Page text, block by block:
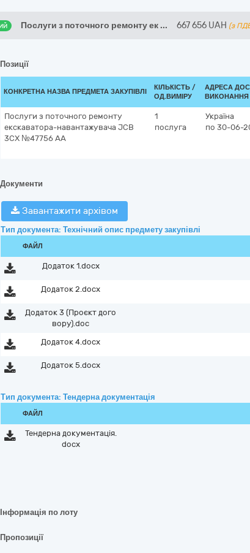
Послуги з поточного ремонту ек ... 667 656 UAH (з
Позиції
КОНКРЕТНА НАЗВА ПРЕДМЕТА ЗАКУПІВЛІ
КІЛЬКІСТЬ /
ОД.ВИМІРУ
АДРЕСА
ВИКОНАННЯ
Послуги з поточного ремонту
екскаватора-навантажувача JCB
3CX №47756 АА
1
послуга
Україна
по 30-06-
Документи
Завантажити архівом
Тип документа: Технічний опис предмету закупівлі
ФАЙЛ
Додаток 1.docx
Додаток 2.docx
Додаток 3 (Проєкт дого
вору).doc
Додаток 4.docx
Додаток 5.docx
Тип документа: Тендерна документація
ФАЙЛ
Тендерна документація.
docx
Інформація по лоту
Пропозиції